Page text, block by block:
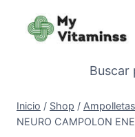
contenido
Buscar
Inicio / Shop /
NEURO CAMPOLON